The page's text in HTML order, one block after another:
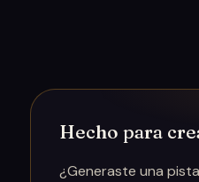
Hecho para
¿Generaste una